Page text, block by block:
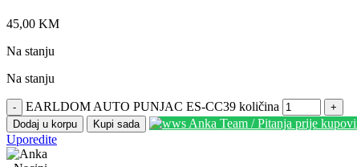
45,00 KM
Na stanju
Na stanju
- EARLDOM AUTO PUNJAC ES-CC39 količina
+
Dodaj u korpu
Kupi sada Anka Team / Pitanja prije
Uporedite